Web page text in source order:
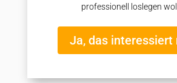
professionell loslegen
Ja, das interessiert